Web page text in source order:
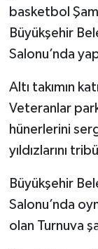
basketbol
Büyükşehir
Salonu’nda
Altı takımın
Veteranlar
hünerlerini
yıldızlarını
Büyükşehir
Salonu’nda
olan Turnuva